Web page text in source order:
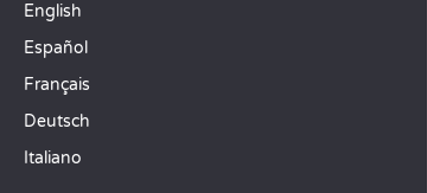
English
Español
Français
Deutsch
Italiano